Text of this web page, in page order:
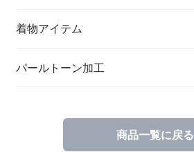
ブローチ
メッセージカード
一筆箋
ハンドメイドキット
着物アイテム
パールトーン加工
商品一覧に戻る